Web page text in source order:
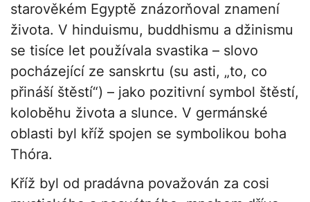
starověkém Egyptě znázorňoval znamení
života. V hinduismu, buddhismu a džinismu
se tisíce let používala svastika – slovo
pocházející ze sanskrtu (su asti, „to, co
přináší štěstí“) – jako pozitivní symbol štěstí,
koloběhu života a slunce. V germánské
oblasti byl kříž spojen se symbolikou boha
Thóra.
Kříž byl od pradávna považován za cosi